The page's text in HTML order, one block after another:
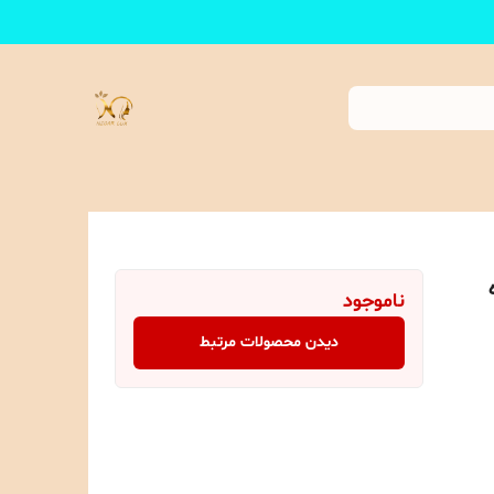
ناموجود
دیدن محصولات مرتبط